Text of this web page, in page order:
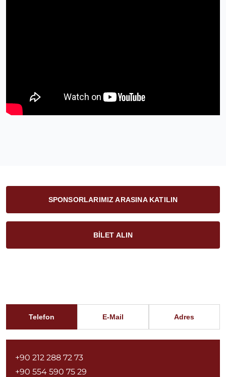
SPONSORLARIMIZ ARASINA KATILIN
BİLET ALIN
Telefon E-Mail Adres
+90 212 288 72 73
+90 554 590 75 29